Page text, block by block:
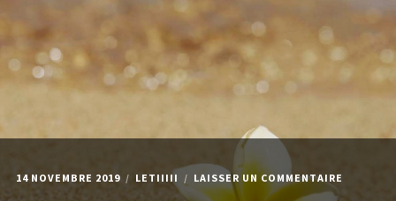
14 NOVEMBRE 2019 LETIIIII LAISSER UN COMMENTAIRE